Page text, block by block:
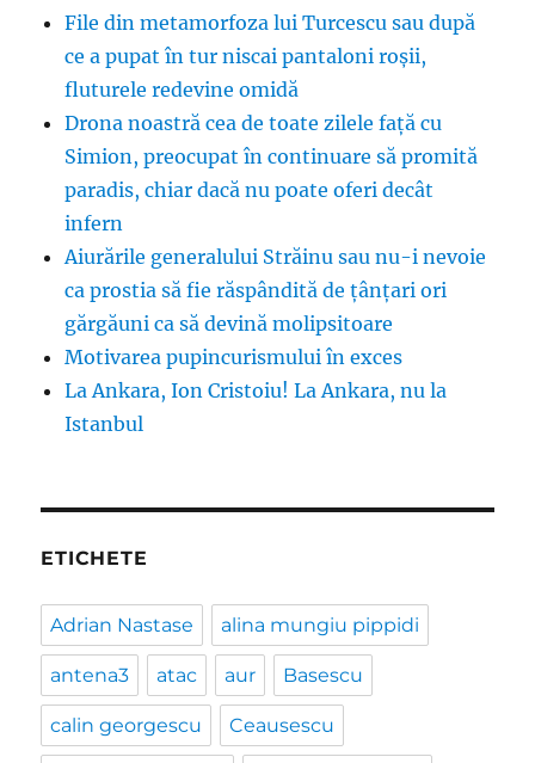
File din metamorfoza lui Turcescu sau după
ce a pupat în tur niscai pantaloni roșii,
fluturele redevine omidă
Drona noastră cea de toate zilele față cu
Simion, preocupat în continuare să promită
paradis, chiar dacă nu poate oferi decât
infern
Aiurările generalului Străinu sau nu-i nevoie
ca prostia să fie răspândită de țânțari ori
gărgăuni ca să devină molipsitoare
Motivarea pupincurismului în exces
La Ankara, Ion Cristoiu! La Ankara, nu la
Istanbul
ETICHETE
Adrian Nastase alina mungiu pippidi
antena3 atac aur Basescu
calin georgescu Ceausescu